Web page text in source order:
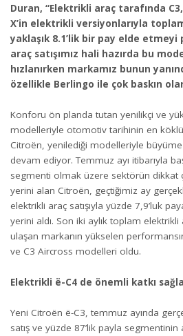
Duran, “Elektrikli araç tarafında C3,
X’in elektrikli versiyonlarıyla
yaklaşık 8.1’lik bir pay elde etmeyi
araç satışımız hali hazırda bu
hızlanırken markamız bunun
özellikle Berlingo ile çok baskın
Konforu ön planda tutan yenilikçi ve
modelleriyle otomotiv tarihinin en
Citroën, yenilediği modelleriyle
devam ediyor. Temmuz ayı itibarıyla
segmenti olmak üzere sektörün dikkat
yerini alan Citroën, geçtiğimiz ay
elektrikli araç satışıyla yüzde 7,9’luk
yerini aldı. Son iki aylık toplam elektrikli
ulaşan markanın yükselen
ve C3 Aircross modelleri oldu.
Elektrikli ë-C4 de önemli katkı
Yeni Citroën ë-C3, temmuz ayında
satış ve yüzde 87’lik payla segmentinin